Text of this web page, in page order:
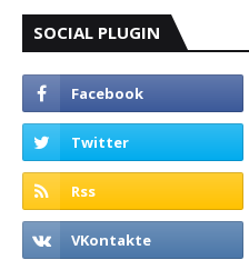
SOCIAL PLUGIN